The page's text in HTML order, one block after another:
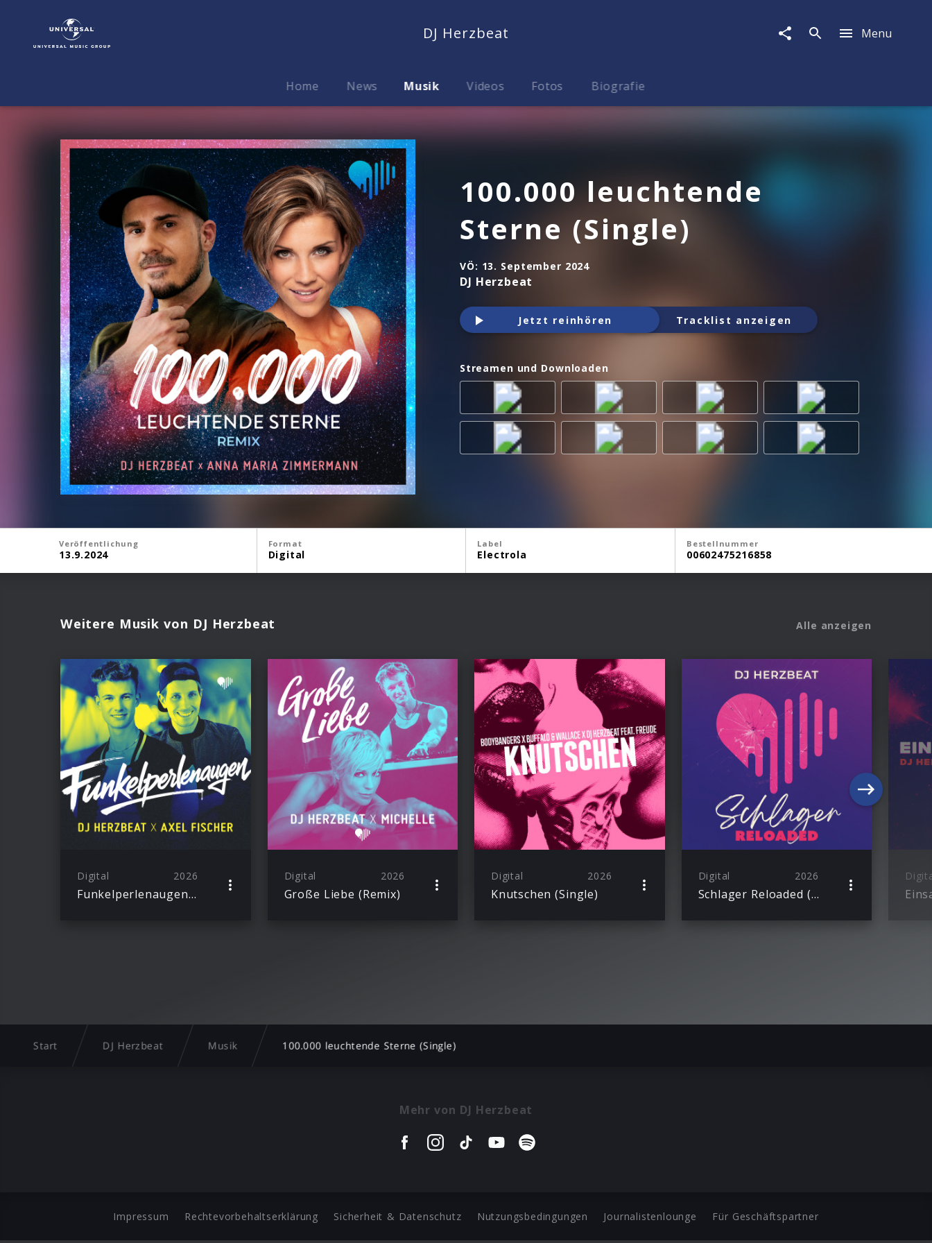
Herzbeat
leuchtende
DJ Herzbeat Menu
Home News Musik Videos Fotos Biografie
100.000 leuchtende
Sterne (Single)
VÖ: 13. September 2024
DJ Herzbeat
Jetzt reinhören Tracklist anzeigen
Streamen und Downloaden
Veröffentlichung
13.9.2024
Format
Digital
Label
Electrola
Bestellnummer
00602475216858
Weitere Musik von DJ Herzbeat Alle anzeigen
Digital 2026
Funkelperlenaugen (Remix)
Digital 2026
Große Liebe (Remix)
Digital 2026
Knutschen (Single)
Digital 2026
Schlager Reloaded (Album)
Start DJ Herzbeat Musik 100.000 leuchtende Sterne (Single)
Mehr von DJ Herzbeat
Impressum Rechtevorbehaltserklärung Sicherheit & Datenschutz Nutzungsbedingungen Journalistenlounge Für Geschäftspartner